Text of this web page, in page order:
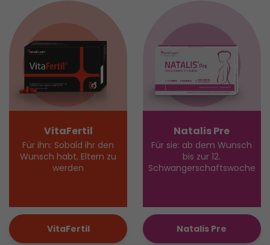
VitaFertil
Für ihn: Sobald ihr den
Wunsch habt, Eltern zu
werden
VitaFertil
Natalis Pre
Für sie: ab dem Wunsch
bis zur 12.
Schwangerschaftswoche
Natalis Pre